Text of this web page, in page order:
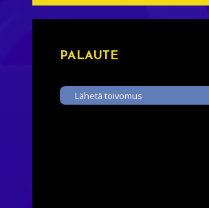
PALAUTE
Lähetä toivomus